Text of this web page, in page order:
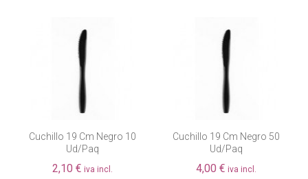
Cuchillo 19 Cm Negro 10
Ud/paq
2,10 € iva incl.
Cuchillo 19 Cm Negro 50
Ud/paq
4,00 € iva incl.